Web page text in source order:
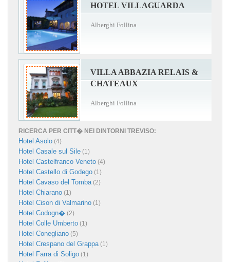
HOTEL VILLAGUARDA
Alberghi Follina
VILLA ABBAZIA RELAIS &
CHATEAUX
Alberghi Follina
RICERCA PER CITT� NEI DINTORNI TREVISO:
Hotel Asolo (4)
Hotel Casale sul Sile (1)
Hotel Castelfranco Veneto (4)
Hotel Castello di Godego (1)
Hotel Cavaso del Tomba(2)
Hotel Chiarano (1)
Hotel Cison di Valmarino (1)
Hotel Codogn� (2)
Hotel Colle Umberto (1)
Hotel Conegliano (5)
Hotel Crespano del Grappa(1)
Hotel Farra di Soligo (1)